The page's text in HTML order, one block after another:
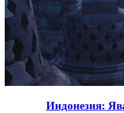
Индонезия: